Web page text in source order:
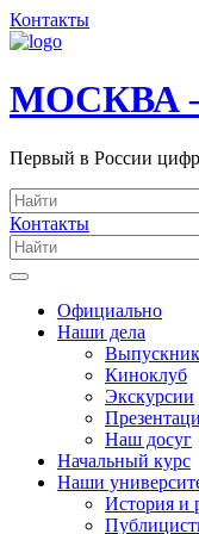
Контакты
МОСКВА
Первый в России
Контакты
Официально
Наши дела
Киноклуб
Экскурсии
Наш досуг
Начальный курс
Наши
История и